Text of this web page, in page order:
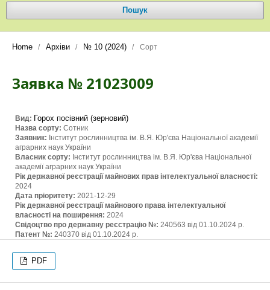
Пошук
Home / Архіви / № 10 (2024) / Сорт
Заявка № 21023009
Вид: Горох посівний (зерновий)
Назва сорту: Сотник
Заявник: Інститут рослинництва ім. В.Я. Юр'єва Національної академії
аграрних наук України
Власник сорту: Інститут рослинництва ім. В.Я. Юр'єва Національної
академії аграрних наук України
Рік державної реєстрації майнових прав інтелектуальної власності:
2024
Дата пріоритету: 2021-12-29
Рік державної реєстрації майнового права інтелектуальної
власності на поширення: 2024
Свідоцтво про державну реєстрацію №: 240563 від 01.10.2024 р.
Патент №: 240370 від 01.10.2024 р.
PDF